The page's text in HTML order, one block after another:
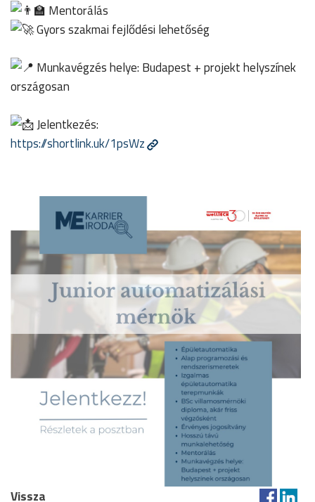
Mentorálás
Gyors szakmai fejlődési lehetőség
Munkavégzés helye: Budapest + projekt helyszínek
országosan
Jelentkezés:
https://shortlink.uk/1psWz
Vissza